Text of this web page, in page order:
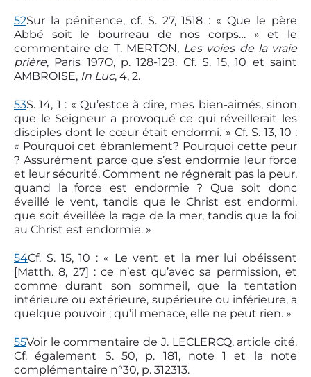
52Sur la pénitence, cf. S. 27, 15­18 : « Que le père
Abbé soit le bourreau de nos corps… » et le
commentaire de T. MERTON, Les voies de la vraie
prière, Paris 197O, p. 128-129. Cf. S. 15, 10 et saint
AMBROISE, In Luc, 4, 2.
53S. 14, 1 : « Qu’est­ce à dire, mes bien-aimés, sinon
que le Seigneur a provoqué ce qui réveillerait les
disciples dont le cœur était endormi. » Cf. S. 13, 10 :
« Pourquoi cet ébranlement? Pourquoi cette peur
? Assurément parce que s’est endormie leur force
et leur sécurité. Comment ne régnerait pas la peur,
quand la force est endormie ? Que soit donc
éveillé le vent, tandis que le Christ est endormi,
que soit éveillée la rage de la mer, tandis que la foi
au Christ est endormie. »
54Cf. S. 15, 10 : « Le vent et la mer lui obéissent
[Matth. 8, 27] : ce n’est qu’avec sa permission, et
comme durant son sommeil, que la tentation
intérieure ou extérieure, supérieure ou inférieure, a
quelque pouvoir ; qu’il menace, elle ne peut rien. »
55Voir le commentaire de J. LECLERCQ, article cité.
Cf. également S. 50, p. 181, note 1 et la note
complémentaire n°30, p. 312­313.